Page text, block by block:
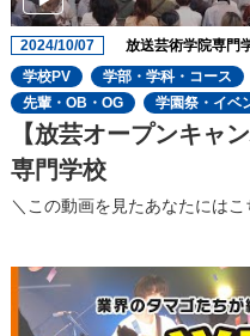
2024/10/07 放送芸術学院専門
学校PV
学部・学科・コース
先輩・OB・OG
学園祭・イベ
【放芸オープンキャ
専門学校
＼この動画を見たあなたには